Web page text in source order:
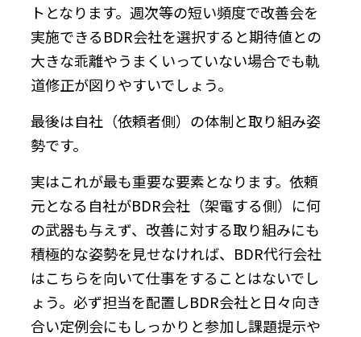
トとなります。週次等の短い頻度で改善会を
実施できるBDR会社を選択すると期待値との
大きな乖離やうまくいっていない場合でも軌
道修正が図りやすいでしょう。
最後は自社（依頼者側）の体制と取り組み姿
勢です。
実はこれが最も重要な要素となります。依頼
元となる自社がBDR会社（架電する側）に何
の武器も与えず、改善に対する取り組みにも
積極的な姿勢を見せなければ、BDR代行会社
はこちらを向いて仕事をすることはないでし
ょう。必ず担当を配置しBDR会社と日々向き
合い定例会にもしっかりと参加し課題提示や